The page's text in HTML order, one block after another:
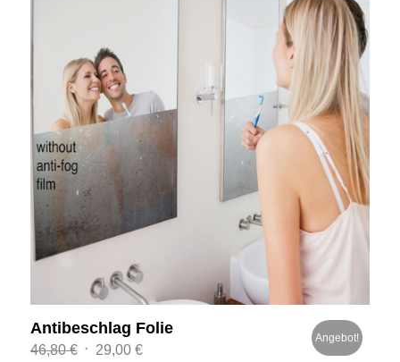
Antibeschlag Folie
46,80€ Ursprünglicher
29,00 €Aktueller
Angebot!